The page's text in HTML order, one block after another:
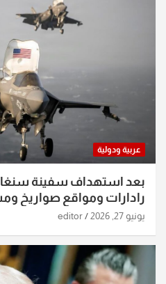
عربية ودولية
بعد استهداف سفينة
رادارات ومواقع صواريخ
الساعات الماضية
يونيو 27, 2026 editor